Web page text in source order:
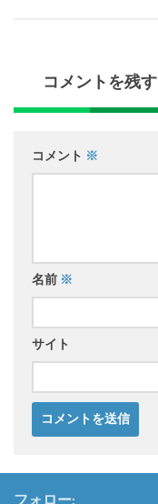
コメントを残す
コメント ※
名前 ※
サイト
フォロー: